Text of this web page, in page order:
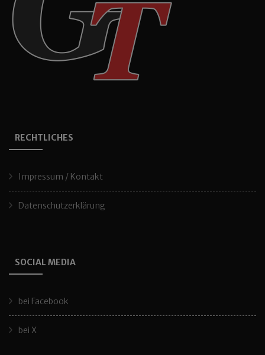
RECHTLICHES
Impressum / Kontakt
Datenschutzerklärung
SOCIAL MEDIA
bei Facebook
bei X